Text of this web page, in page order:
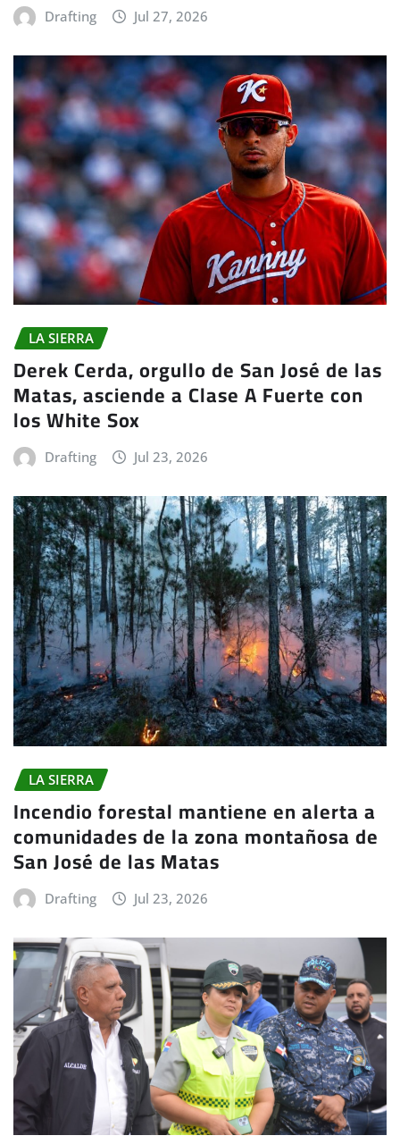
Drafting Jul 27, 2026
LA SIERRA
Derek Cerda, orgullo de San José de las
Matas, asciende a Clase A Fuerte con
los White Sox
Drafting Jul 23, 2026
LA SIERRA
Incendio forestal mantiene en alerta a
comunidades de la zona montañosa de
San José de las Matas
Drafting Jul 23, 2026